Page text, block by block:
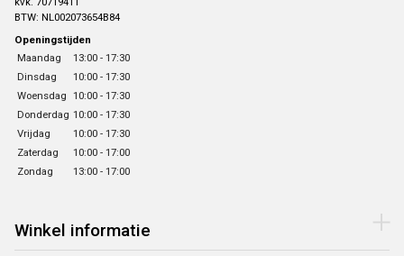
BTW: NL002073654B84
Openingstijden
Maandag
13:00 - 17:30
Dinsdag
10:00 - 17:30
Woensdag 10:00 - 17:30
Donderdag 10:00 - 17:30
Vrijdag
10:00 - 17:30
Zaterdag
10:00 - 17:00
Zondag
13:00 - 17:00
Winkel informatie